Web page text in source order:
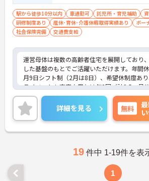
駅から徒歩10分以内 車通勤可 託児所・育児補助
研修制度あり
産休･育休･介護休暇取得実績あり
ボー
社会保険完備
交通費支給
運営母体は複数の高齢者住宅を展開しており
した基盤のもとでご活躍いただけます。年間
月9日シフト制（2月は8日）、希望休制度あ
ライベートも充実♪賞与は年2回（計2.5ヶ月
実績があり、頑張りが評価される環境です。
食（食事補助手当5,600円支給）や育児給付
（最大10万円支給）など、福利厚生も魅力。
修や資格取得支援制度（対象資格の取得費用
10万円まで補助）も整っており、スキルアッ
など、さらに詳細をお話ししますのでお気軽に
詳細を見る 無料
19 件中 1-19件を表
1